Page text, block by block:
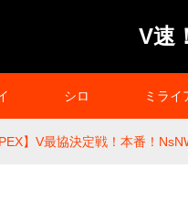
V速
シロ ミライ
】V最協決定戦！本番！